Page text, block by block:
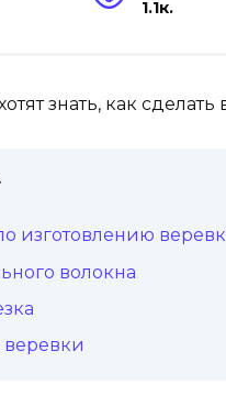
1.1к.
знать, как сделать
изготовлению
волокна
веревки